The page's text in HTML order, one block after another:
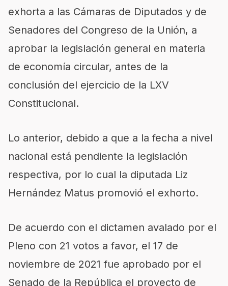
exhorta a las Cámaras de Diputados y de
Senadores del Congreso de la Unión, a
aprobar la legislación general en materia
de economía circular, antes de la
conclusión del ejercicio de la LXV
Constitucional.
Lo anterior, debido a que a la fecha a nivel
nacional está pendiente la legislación
respectiva, por lo cual la diputada Liz
Hernández Matus promovió el exhorto.
De acuerdo con el dictamen avalado por el
Pleno con 21 votos a favor, el 17 de
noviembre de 2021 fue aprobado por el
Senado de la República el proyecto de